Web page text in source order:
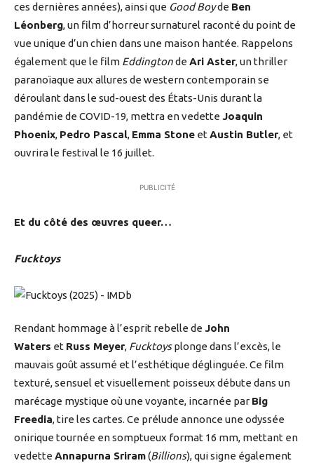
ces dernières années), ainsi que Good Boyde Ben
Léonberg, un film d’horreur surnaturel raconté du point de
vue unique d’un chien dans une maison hantée. Rappelons
également que le film Eddingtonde Ari Aster, un thriller
paranoïaque aux allures de western contemporain se
déroulant dans le sud-ouest des États-Unis durant la
pandémie de COVID-19, mettra en vedette Joaquin
Phoenix, Pedro Pascal, Emma Stone etAustin Butler, et
ouvrira le festival le 16 juillet.
PUBLICITÉ
Et du côté des œuvres queer…
Fucktoys
Rendant hommage à l’esprit rebelle de John
Waters et Russ Meyer, Fucktoysplonge dans l’excès, le
mauvais goût assumé et l’esthétique déglinguée. Ce film
texturé, sensuel et visuellement poisseux débute dans un
marécage mystique où une voyante, incarnée par Big
Freedia, tire les cartes. Ce prélude annonce une odyssée
onirique tournée en somptueux format 16 mm, mettant en
vedette Annapurna Sriram(Billions), qui signe également